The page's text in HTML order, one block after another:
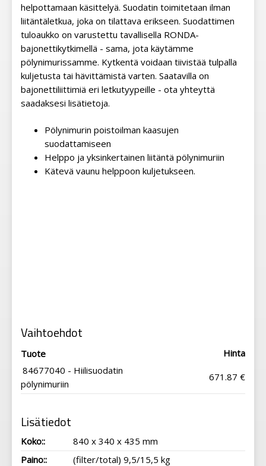
helpottamaan käsittelyä. Suodatin toimitetaan ilman
liitäntäletkua, joka on tilattava erikseen. Suodattimen
tuloaukko on varustettu tavallisella RONDA-
bajonettikytkimellä - sama, jota käytämme
pölynimurissamme. Kytkentä voidaan tiivistää tulpalla
kuljetusta tai hävittämistä varten. Saatavilla on
bajonettiliittimiä eri letkutyypeille - ota yhteyttä
saadaksesi lisätietoja.
Pölynimurin poistoilman kaasujen
suodattamiseen
Helppo ja yksinkertainen liitäntä pölynimuriin
Kätevä vaunu helppoon kuljetukseen.
Vaihtoehdot
Tuote
Hinta
84677040 - Hiilisuodatin
pölynimuriin
671.87 €
Lisätiedot
Koko::
840 x 340 x 435 mm
Paino::
(filter/total) 9,5/15,5 kg